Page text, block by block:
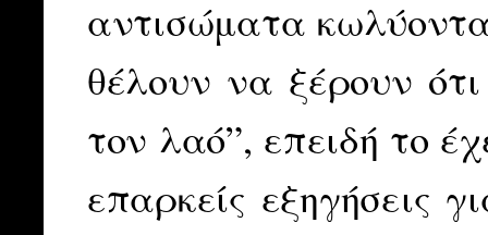
αντισώματα
θέλουν να ξέρουν
τον λαό”, επειδή το
επαρκείς εξηγήσεις